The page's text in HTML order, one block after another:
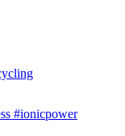
#ionicpower